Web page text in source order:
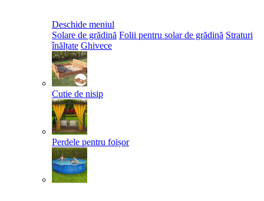
Deschide meniul
Solare de grădină Folii pentru solar de grădină Straturi
înălțate Ghivece
Cutie de nisip
Perdele pentru foișor